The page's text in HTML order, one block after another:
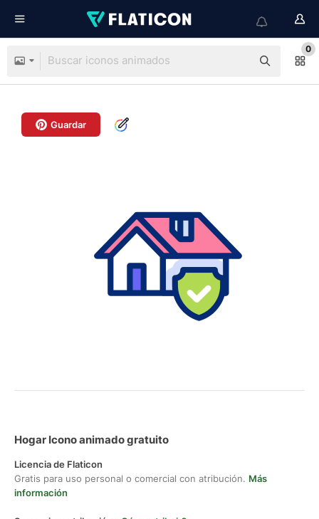
0
Guardar
Hogar Icono animado gratuito
Licencia de Flaticon
Gratis para uso personal o comercial con atribución. Más
información